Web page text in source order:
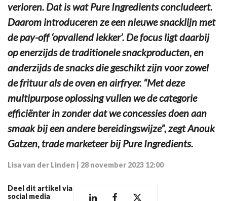
verloren. Dat is wat Pure Ingredients concludeert.
Daarom introduceren ze een nieuwe snacklijn met
de pay-off ‘opvallend lekker’. De focus ligt daarbij
op enerzijds de traditionele snackproducten, en
anderzijds de snacks die geschikt zijn voor zowel
de frituur als de oven en airfryer. “Met deze
multipurpose oplossing vullen we de categorie
efficiënter in zonder dat we concessies doen aan
smaak bij een andere bereidingswijze”, zegt Anouk
Gatzen, trade marketeer bij Pure Ingredients.
Lisa van der Linden 28 november 2023 12:00
Deel dit artikel via
social media